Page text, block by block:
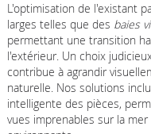
L'optimisation de l'existant
larges telles que des baies
permettant une transition
l'extérieur. Un choix
contribue à agrandir
naturelle. Nos solutions
intelligente des pièces,
vues imprenables sur la